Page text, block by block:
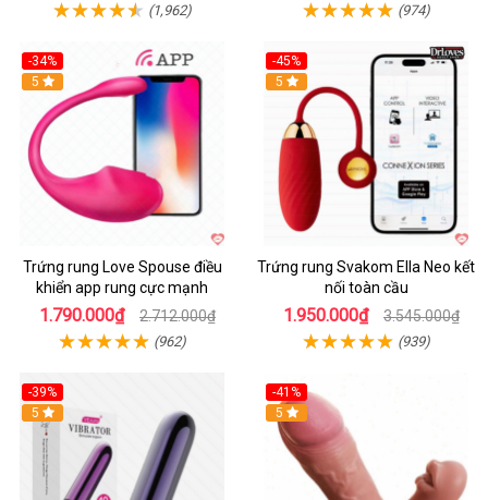
(1,962) (974)
-34%
5
Trứng rung Love Spouse điều
khiển app rung cực mạnh
1.790.000₫ 2.712.000₫
(962)
-45%
Hot
5
Trứng rung Svakom Ella Neo kết
nối toàn cầu
1.950.000₫ 3.545.000₫
(939)
-39%
Hot
5
-41%
Hot
5